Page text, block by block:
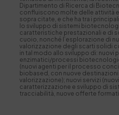
Dipartimento di Ricerca di
confluiscono molte delle attività
sopra citate, e che ha tra i
lo sviluppo di sistemi
caratteristiche prestazionali e di
cuoio, nonché l’esplorazione di
valorizzazione degli scarti solidi
in tal modo allo sviluppo di: nuovi
enzimatici/processi
(nuovi agenti per il processo
biobased, con nuove
valorizzazione); nuovi servizi
caratterizzazione e sviluppo di
tracciabilità, nuove offerte